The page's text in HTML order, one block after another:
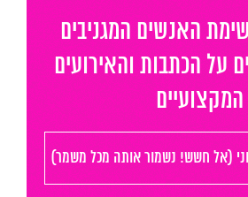
האנשים המגניבים
על הכתבות והאירועים
המקצועיים